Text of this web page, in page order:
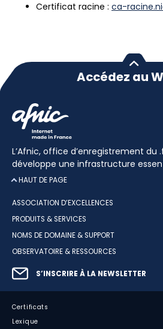
Certificat racine : ca-
Accédez au
L’Afnic, office d’enregistrement
développe une infrastructure
HAUT DE PAGE
ASSOCIATION D’EXCELLENCES
PRODUITS & SERVICES
NOMS DE DOMAINE & SUPPORT
OBSERVATOIRE & RESSOURCES
S’INSCRIRE À LA NEWSLETTER
Certificats
Lexique